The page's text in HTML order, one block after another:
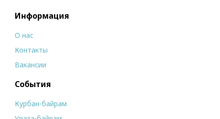
Информация
О нас
Контакты
Вакансии
События
Курбан-байрам